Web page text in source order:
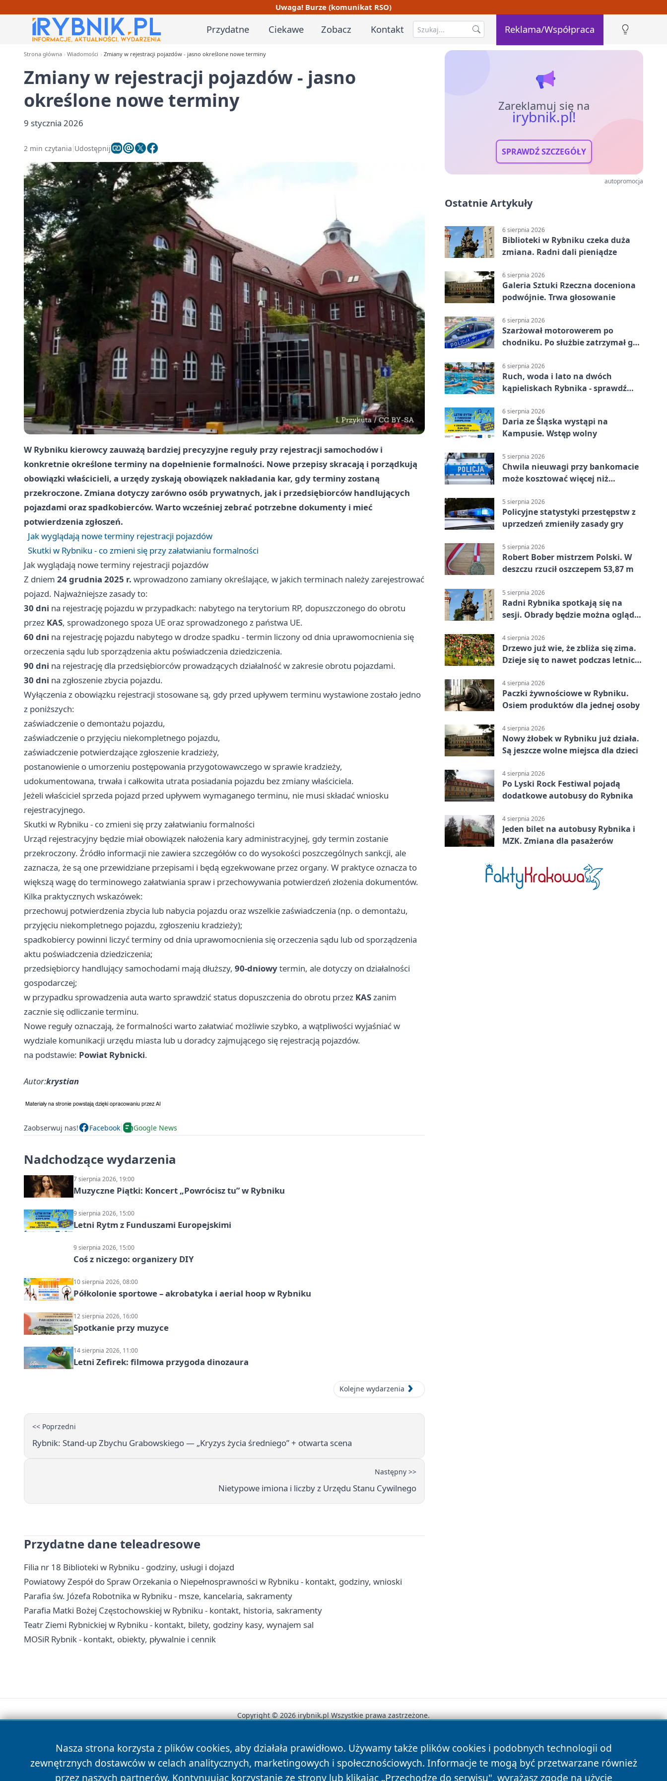
Uwaga! Burze (komunikat RSO)
Przydatne Ciekawe Zobacz Kontakt Reklama/Współpraca
Strona główna Wiadomości Zmiany w rejestracji pojazdów - jasno określone nowe terminy
Zmiany w rejestracji pojazdów - jasno
określone nowe terminy
9 stycznia 2026
2 min czytania Udostępnij
W Rybniku kierowcy zauważą bardziej precyzyjne reguły przy rejestracji samochodów i
konkretnie określone terminy na dopełnienie formalności. Nowe przepisy skracają i porządkują
obowiązki właścicieli, a urzędy zyskają obowiązek nakładania kar, gdy terminy zostaną
przekroczone. Zmiana dotyczy zarówno osób prywatnych, jak i przedsiębiorców handlujących
pojazdami oraz spadkobierców. Warto wcześniej zebrać potrzebne dokumenty i mieć
potwierdzenia zgłoszeń.
Jak wyglądają nowe terminy rejestracji pojazdów
Skutki w Rybniku - co zmieni się przy załatwianiu formalności
Jak wyglądają nowe terminy rejestracji pojazdów
Z dniem 24 grudnia 2025 r. wprowadzono zamiany określające, w jakich terminach należy zarejestrować
pojazd. Najważniejsze zasady to:
30 dni na rejestrację pojazdu w przypadkach: nabytego na terytorium RP, dopuszczonego do obrotu
przez KAS, sprowadzonego spoza UE oraz sprowadzonego z państwa UE.
60 dni na rejestrację pojazdu nabytego w drodze spadku - termin liczony od dnia uprawomocnienia się
orzeczenia sądu lub sporządzenia aktu poświadczenia dziedziczenia.
90 dni na rejestrację dla przedsiębiorców prowadzących działalność w zakresie obrotu pojazdami.
30 dni na zgłoszenie zbycia pojazdu.
Wyłączenia z obowiązku rejestracji stosowane są, gdy przed upływem terminu wystawione zostało jedno
z poniższych:
zaświadczenie o demontażu pojazdu,
zaświadczenie o przyjęciu niekompletnego pojazdu,
zaświadczenie potwierdzające zgłoszenie kradzieży,
postanowienie o umorzeniu postępowania przygotowawczego w sprawie kradzieży,
udokumentowana, trwała i całkowita utrata posiadania pojazdu bez zmiany właściciela.
Jeżeli właściciel sprzeda pojazd przed upływem wymaganego terminu, nie musi składać wniosku
rejestracyjnego.
Skutki w Rybniku - co zmieni się przy załatwianiu formalności
Urząd rejestracyjny będzie miał obowiązek nałożenia kary administracyjnej, gdy termin zostanie
przekroczony. Źródło informacji nie zawiera szczegółów co do wysokości poszczególnych sankcji, ale
zaznacza, że są one przewidziane przepisami i będą egzekwowane przez organy. W praktyce oznacza to
większą wagę do terminowego załatwiania spraw i przechowywania potwierdzeń złożenia dokumentów.
Kilka praktycznych wskazówek:
przechowuj potwierdzenia zbycia lub nabycia pojazdu oraz wszelkie zaświadczenia (np. o demontażu,
przyjęciu niekompletnego pojazdu, zgłoszeniu kradzieży);
spadkobiercy powinni liczyć terminy od dnia uprawomocnienia się orzeczenia sądu lub od sporządzenia
aktu poświadczenia dziedziczenia;
przedsiębiorcy handlujący samochodami mają dłuższy, 90-dniowytermin, ale dotyczy on działalności
gospodarczej;
w przypadku sprowadzenia auta warto sprawdzić status dopuszczenia do obrotu przez KASzanim
zacznie się odliczanie terminu.
Nowe reguły oznaczają, że formalności warto załatwiać możliwie szybko, a wątpliwości wyjaśniać w
wydziale komunikacji urzędu miasta lub u doradcy zajmującego się rejestracją pojazdów.
na podstawie: Powiat Rybnicki.
Autor:krystian
Zaobserwuj nas! Facebook Google News
Nadchodzące wydarzenia
7 sierpnia 2026, 19:00
Muzyczne Piątki: Koncert „Powrócisz tu” w Rybniku
9 sierpnia 2026, 15:00
Letni Rytm z Funduszami Europejskimi
9 sierpnia 2026, 15:00
Coś z niczego: organizery DIY
10 sierpnia 2026, 08:00
Półkolonie sportowe – akrobatyka i aerial hoop w Rybniku
12 sierpnia 2026, 16:00
Spotkanie przy muzyce
14 sierpnia 2026, 11:00
Letni Zefirek: filmowa przygoda dinozaura
Kolejne wydarzenia
<< Poprzedni
Rybnik: Stand-up Zbychu Grabowskiego — „Kryzys życia średniego” + otwarta scena
Następny >>
Nietypowe imiona i liczby z Urzędu Stanu Cywilnego
Przydatne dane teleadresowe
Filia nr 18 Biblioteki w Rybniku - godziny, usługi i dojazd
Powiatowy Zespół do Spraw Orzekania o Niepełnosprawności w Rybniku - kontakt, godziny, wnioski
Parafia św. Józefa Robotnika w Rybniku - msze, kancelaria, sakramenty
Parafia Matki Bożej Częstochowskiej w Rybniku - kontakt, historia, sakramenty
Teatr Ziemi Rybnickiej w Rybniku - kontakt, bilety, godziny kasy, wynajem sal
MOSiR Rybnik - kontakt, obiekty, pływalnie i cennik
Zareklamuj się na
irybnik.pl!
SPRAWDŹ SZCZEGÓŁY
autopromocja
Ostatnie Artykuły
6 sierpnia 2026
Biblioteki w Rybniku czeka duża
zmiana. Radni dali pieniądze
6 sierpnia 2026
Galeria Sztuki Rzeczna doceniona
podwójnie. Trwa głosowanie
6 sierpnia 2026
Szarżował motorowerem po
chodniku. Po służbie zatrzymał go
6 sierpnia 2026
Ruch, woda i lato na dwóch
kąpieliskach Rybnika - sprawdź
6 sierpnia 2026
Daria ze Śląska wystąpi na
Kampusie. Wstęp wolny
5 sierpnia 2026
Chwila nieuwagi przy bankomacie
może kosztować więcej niż
5 sierpnia 2026
Policyjne statystyki przestępstw z
uprzedzeń zmieniły zasady gry
5 sierpnia 2026
Robert Bober mistrzem Polski. W
deszczu rzucił oszczepem 53,87 m
5 sierpnia 2026
Radni Rybnika spotkają się na
sesji. Obrady będzie można oglądać
4 sierpnia 2026
Drzewo już wie, że zbliża się zima.
Dzieje się to nawet podczas letnich
4 sierpnia 2026
Paczki żywnościowe w Rybniku.
Osiem produktów dla jednej osoby
4 sierpnia 2026
Nowy żłobek w Rybniku już działa.
Są jeszcze wolne miejsca dla dzieci
4 sierpnia 2026
Po Lyski Rock Festiwal pojadą
dodatkowe autobusy do Rybnika
4 sierpnia 2026
Jeden bilet na autobusy Rybnika i
MZK. Zmiana dla pasażerów
Nasza strona korzysta z plików cookies, aby działała prawidłowo. Używamy także plików cookies i podobnych technologii od
zewnętrznych dostawców w celach analitycznych, marketingowych i społecznościowych. Informacje te mogą być przetwarzane również
przez naszych partnerów. Kontynuując korzystanie ze strony lub klikając „Przechodzę do serwisu", wyrażasz zgodę na użycie
Copyright © 2026 irybnik.pl Wszystkie prawa zastrzeżone.
News Autorzy Polityka Prywatności Polityka Cookies